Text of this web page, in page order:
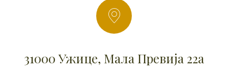
31000 Ужице, Мала Превија 22а